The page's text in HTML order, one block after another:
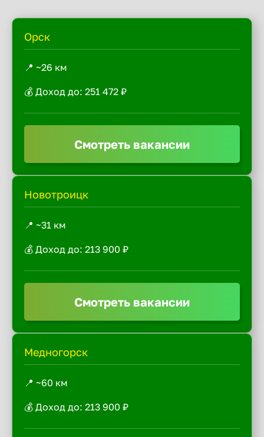
Орск
📍 ~26 км
💰 Доход до: 251 472 ₽
Смотреть вакансии
Новотроицк
📍 ~31 км
💰 Доход до: 213 900 ₽
Смотреть вакансии
Медногорск
📍 ~60 км
💰 Доход до: 213 900 ₽